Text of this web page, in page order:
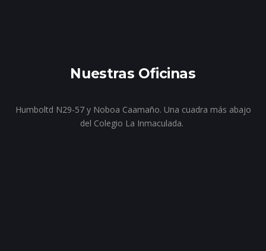
Nuestras Oficinas
Humboltd N29-57 y Noboa Caamaño. Una cuadra más abajo
del Colegio La Inmaculada.